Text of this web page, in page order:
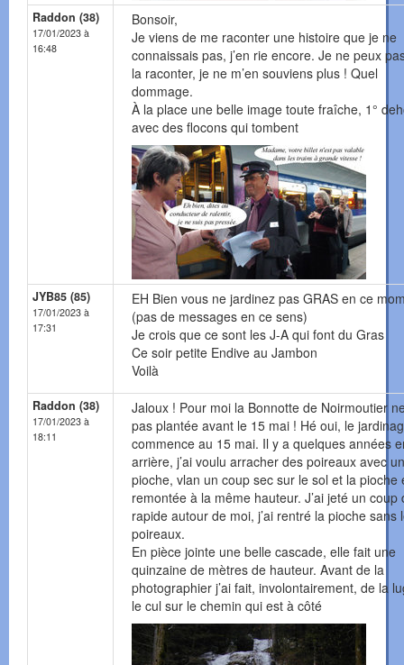
Raddon (38)
17/01/2023 à
16:48
Bonsoir,
Je viens de me raconter une histoire que je ne
connaissais pas, j’en rie encore. Je ne peux
la raconter, je ne m’en souviens plus ! Quel
dommage.
À la place une belle image toute fraîche, 1°
avec des flocons qui tombent
JYB85 (85)
17/01/2023 à
17:31
EH Bien vous ne jardinez pas GRAS en ce
(pas de messages en ce sens)
Je crois que ce sont les J-A qui font du Gras
Ce soir petite Endive au Jambon
Voilà
Raddon (38)
17/01/2023 à
18:11
Jaloux ! Pour moi la Bonnotte de Noirmoutier
pas plantée avant le 15 mai ! Hé oui, le
commence au 15 mai. Il y a quelques années
arrière, j’ai voulu arracher des poireaux avec
pioche, vlan un coup sec sur le sol et la pioche
remontée à la même hauteur. J’ai jeté un coup
rapide autour de moi, j’ai rentré la pioche sans
poireaux.
En pièce jointe une belle cascade, elle fait une
quinzaine de mètres de hauteur. Avant de la
photographier j’ai fait, involontairement, de la
le cul sur le chemin qui est à côté